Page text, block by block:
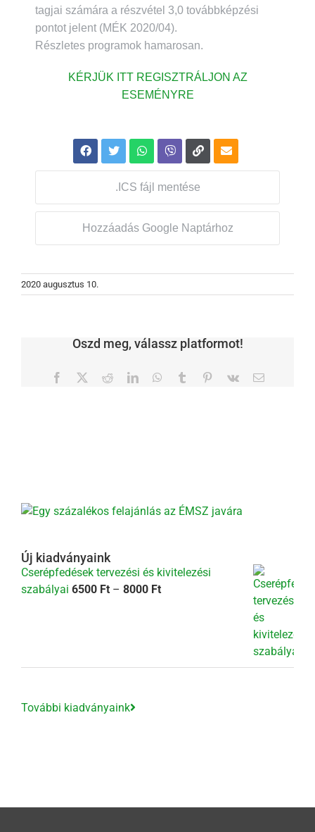
tagjai számára a részvétel 3,0 továbbképzési
pontot jelent (MÉK 2020/04).
Részletes programok hamarosan.
KÉRJÜK ITT REGISZTRÁLJON AZ
ESEMÉNYRE
.ICS fájl mentése
Hozzáadás Google Naptárhoz
2020 augusztus 10.
Oszd meg, válassz platformot!
Facebook RedditLinkedInWhatsApp
Tumblr Pinterest
Vk Email:
Új kiadványaink
Cserépfedések tervezési és kivitelezési
szabályai 6500 Ft – 8000 FtÁrtartomány:
További kiadványaink